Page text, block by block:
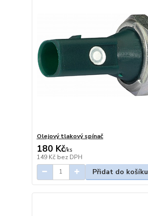
Olejový tlakový spínač
180 Kč/ks
149 Kč bez DPH
Přidat do košíku